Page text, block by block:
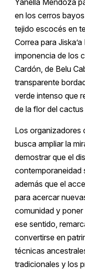
Yanella Mendoza
en los cerros
tejido escocés en
Correa para
imponencia de los
Cardón, de Belu
transparente
verde intenso que
de la flor del
Los organizadores
busca ampliar la
demostrar que el
contemporaneidad
además que el
para acercar
comunidad y
ese sentido,
convertirse en
técnicas
tradicionales y los